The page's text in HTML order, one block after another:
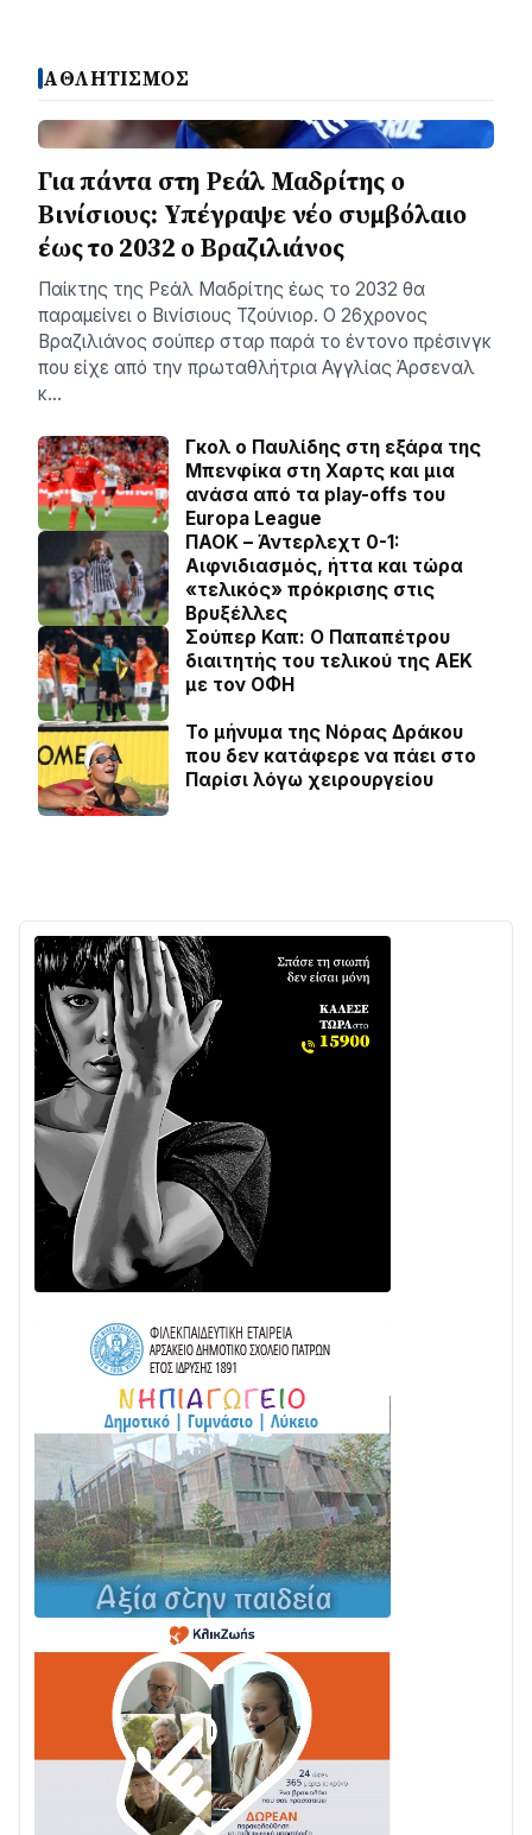
ΑΘΛΗΤΙΣΜΟΣ
Για πάντα στη Ρεάλ Μαδρίτης ο
Βινίσιους: Yπέγραψε νέο συμβόλαιο
έως το 2032 ο Βραζιλιάνος
Παίκτης της Ρεάλ Μαδρίτης έως το 2032 θα
παραμείνει ο Βινίσιους Τζούνιορ. Ο 26χρονος
Βραζιλιάνος σούπερ σταρ παρά το έντονο πρέσινγκ
που είχε από την πρωταθλήτρια Αγγλίας Άρσεναλ
κ…
Γκολ ο Παυλίδης στη εξάρα της
Μπενφίκα στη Χαρτς και μια
ανάσα από τα play-offs του
Europa League
ΠΑΟΚ – Άντερλεχτ 0-1:
Αιφνιδιασμός, ήττα και τώρα
«τελικός» πρόκρισης στις
Βρυξέλλες
Σούπερ Καπ: Ο Παπαπέτρου
διαιτητής του τελικού της ΑΕΚ
με τον ΟΦΗ
Το μήνυμα της Νόρας Δράκου
που δεν κατάφερε να πάει στο
Παρίσι λόγω χειρουργείου